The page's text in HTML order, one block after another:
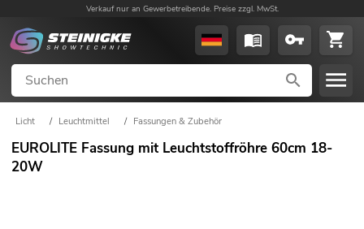
Verkauf nur an Gewerbetreibende. Preise zzgl. MwSt.
Licht / Leuchtmittel / Fassungen & Zubehör
EUROLITE Fassung mit Leuchtstoffröhre 60cm 18-
20W